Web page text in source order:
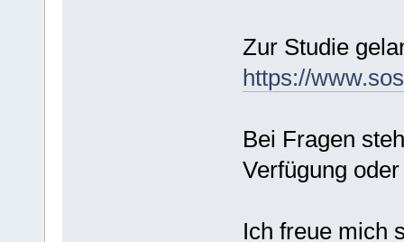
Zur Studie
https://
Bei Fragen
Verfügung
Ich freue mich